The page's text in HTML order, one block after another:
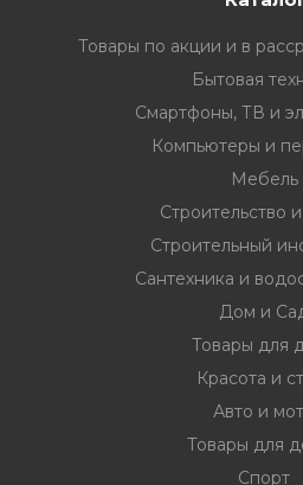
Товары по акции и в
Бытовая
Смартфоны, ТВ и
Компьютеры и
Мебель
Строительство
Строительный
Сантехника и
Дом и
Товары для
Красота и
Авто и
Товары для
Спорт